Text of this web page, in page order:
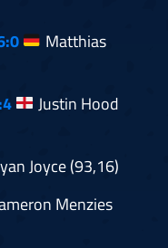
Matthias
Justin Hood
Joyce (93,16)
Menzies